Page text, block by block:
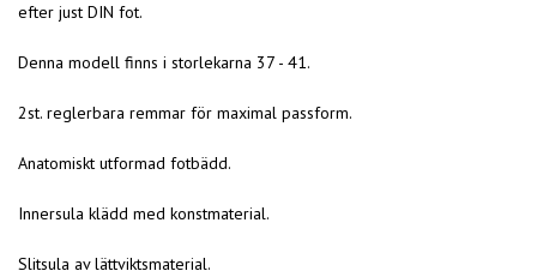
efter just DIN fot.
Denna modell finns i storlekarna 37 - 41.
2st. reglerbara remmar för maximal passform.
Anatomiskt utformad fotbädd.
Innersula klädd med konstmaterial.
Slitsula av lättviktsmaterial.